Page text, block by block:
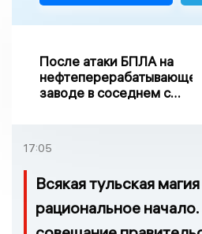
После атаки БПЛА на
нефтеперерабатывающем
заводе в соседнем с
возгорание
17:05
Всякая тульская
рациональное